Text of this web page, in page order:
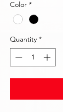
Color *
Quantity *